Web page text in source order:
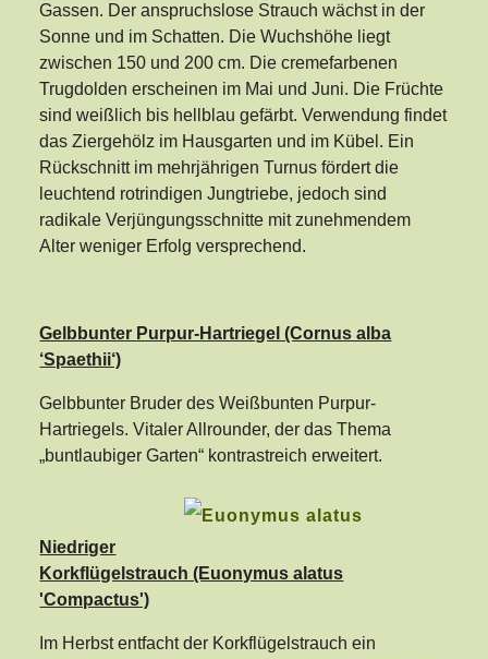
Gassen. Der anspruchslose Strauch wächst in der
Sonne und im Schatten. Die Wuchshöhe liegt
zwischen 150 und 200 cm. Die cremefarbenen
Trugdolden erscheinen im Mai und Juni. Die Früchte
sind weißlich bis hellblau gefärbt. Verwendung findet
das Ziergehölz im Hausgarten und im Kübel. Ein
Rückschnitt im mehrjährigen Turnus fördert die
leuchtend rotrindigen Jungtriebe, jedoch sind
radikale Verjüngungsschnitte mit zunehmendem
Alter weniger Erfolg versprechend.
Gelbbunter Purpur-Hartriegel (Cornus alba
‘Spaethii‘)
Gelbbunter Bruder des Weißbunten Purpur-
Hartriegels. Vitaler Allrounder, der das Thema
„buntlaubiger Garten“ kontrastreich erweitert.
Niedriger
Korkflügelstrauch (Euonymus alatus
'Compactus')
Im Herbst entfacht der Korkflügelstrauch ein